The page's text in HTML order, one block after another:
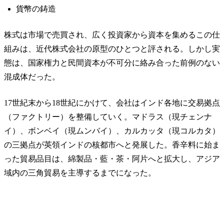
貨幣の鋳造
株式は市場で売買され、広く投資家から資本を集めるこの仕
組みは、近代株式会社の原型のひとつと評される。しかし実
態は、国家権力と民間資本が不可分に絡み合った前例のない
混成体だった。
17世紀末から18世紀にかけて、会社はインド各地に交易拠点
（ファクトリー）を整備していく。マドラス（現チェンナ
イ）、ボンベイ（現ムンバイ）、カルカッタ（現コルカタ）
の三拠点が英領インドの核都市へと発展した。香辛料に始ま
った貿易品目は、綿製品・藍・茶・阿片へと拡大し、アジア
域内の三角貿易を主導するまでになった。